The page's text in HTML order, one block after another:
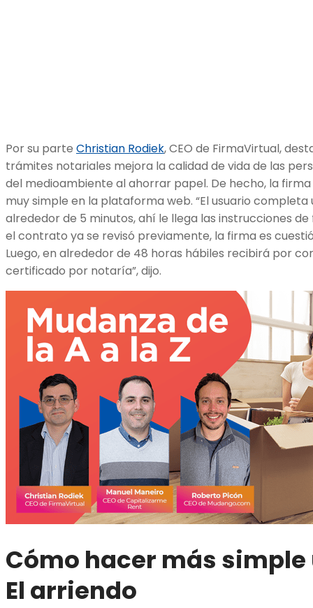
Por su parte Christian Rodiek, CEO de FirmaVirtual,
trámites notariales mejora la calidad de vida de las
del medioambiente al ahorrar papel. De hecho, la
muy simple en la plataforma web. “El usuario
alrededor de 5 minutos, ahí le llega las instrucciones
el contrato ya se revisó previamente, la firma es
Luego, en alrededor de 48 horas hábiles recibirá por
certificado por notaría”, dijo.
Cómo hacer más
El arriendo